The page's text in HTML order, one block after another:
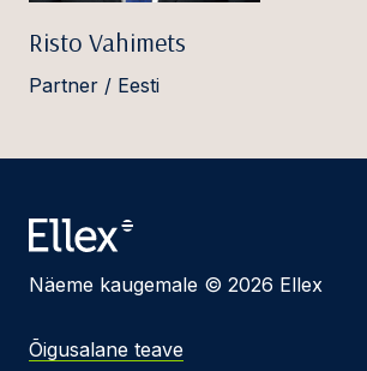
Risto Vahimets
Partner / Eesti
Näeme kaugemale © 2026 Ellex
Õigusalane teave